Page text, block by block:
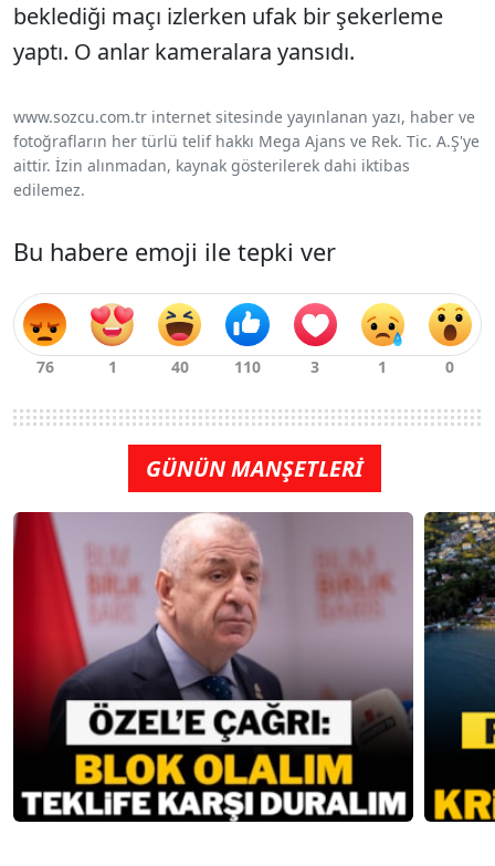
beklediği maçı izlerken ufak bir şekerleme
yaptı. O anlar kameralara yansıdı.
www.sozcu.com.tr internet sitesinde yayınlanan yazı, haber ve
fotoğrafların her türlü telif hakkı Mega Ajans ve Rek. Tic. A.Ş'ye
aittir. İzin alınmadan, kaynak gösterilerek dahi iktibas
edilemez.
Bu habere emoji ile tepki ver
GÜNÜN MANŞETLERİ